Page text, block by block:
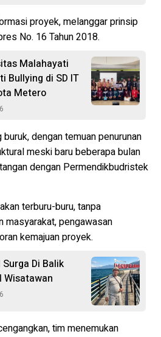
proyek, melanggar prinsip
No. 16 Tahun 2018.
Malahayati
Bullying di SD IT
Metero
buruk, dengan temuan penurunan
meski baru beberapa bulan
dengan Permendikbudristek
terburu-buru, tanpa
masyarakat, pengawasan
kemajuan proyek.
Di Balik
Wisatawan
tim menemukan